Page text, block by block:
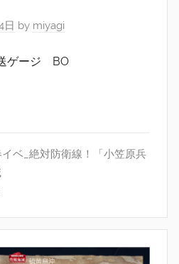
by miyagi
ゲージ BO
ベ_絶対防衛線！「小笠原兵